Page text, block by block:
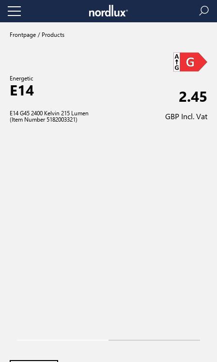
Frontpage Products
Energetic
E14
E14 G45 2400 Kelvin 215 Lumen
(Item Number 5182003321)
2.45
GBP Incl. Vat